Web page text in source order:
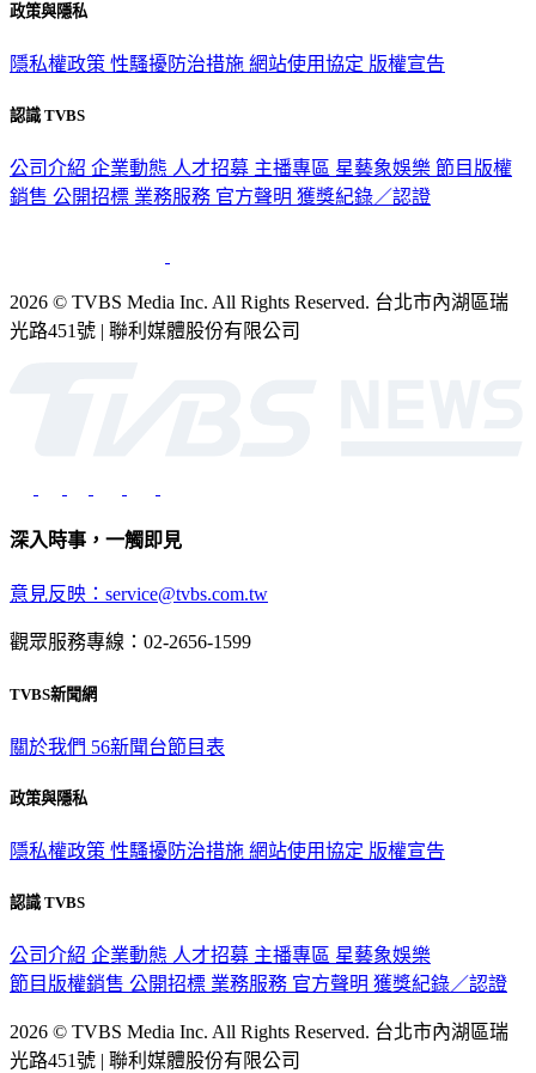
政策與隱私
隱私權政策 性騷擾防治措施 網站使用協定 版權宣告
認識 TVBS
公司介紹 企業動態 人才招募 主播專區 星藝象娛樂 節目版權
銷售 公開招標 業務服務 官方聲明 獲獎紀錄／認證
2026 © TVBS Media Inc. All Rights Reserved. 台北市內湖區瑞
光路451號 | 聯利媒體股份有限公司
深入時事，一觸即見
意見反映：service@tvbs.com.tw
觀眾服務專線：02-2656-1599
TVBS新聞網
關於我們 56新聞台節目表
政策與隱私
隱私權政策 性騷擾防治措施 網站使用協定 版權宣告
認識 TVBS
公司介紹 企業動態 人才招募 主播專區 星藝象娛樂
節目版權銷售 公開招標 業務服務 官方聲明 獲獎紀錄／認證
2026 © TVBS Media Inc. All Rights Reserved. 台北市內湖區瑞
光路451號 | 聯利媒體股份有限公司